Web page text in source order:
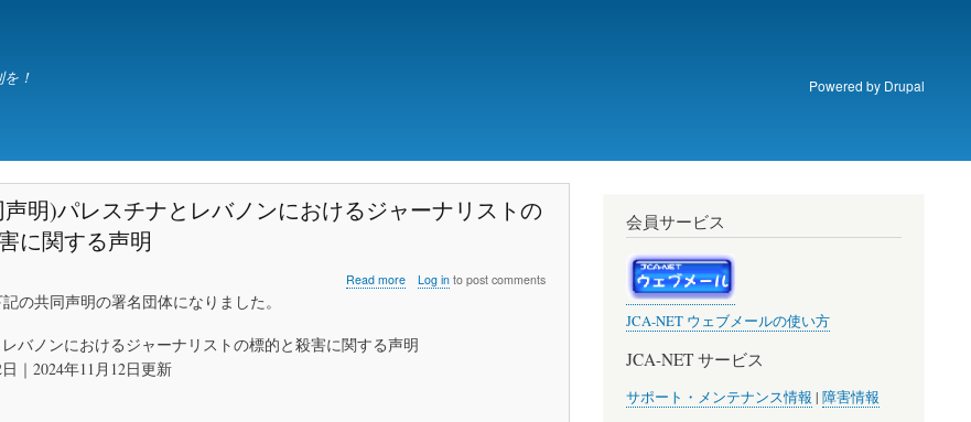
！ Powered by Drupal
明)パレスチナとレバノンにおけるジャーナリストの
に関する声明
Read more about
同
Log in to post comments
の共同声明の署名団体になりました。
バノンにおけるジャーナリストの標的と殺害に関する声明
｜2024年11月12日更新
会員サービス
JCA-NET ウェブメールの使い方
JCA-NET サービス
サポート・メンテナンス情報 | 障害情報